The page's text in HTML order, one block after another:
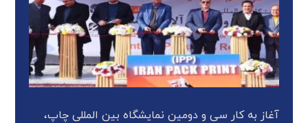
آغاز به کار سی و دومین نمایشگاه بین المللی چاپ،